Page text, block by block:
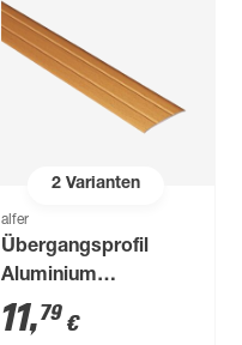
2Varianten
alfer
Übergangsprofil
Aluminium
buchefarben 1000 x
37 mm
11,79 €